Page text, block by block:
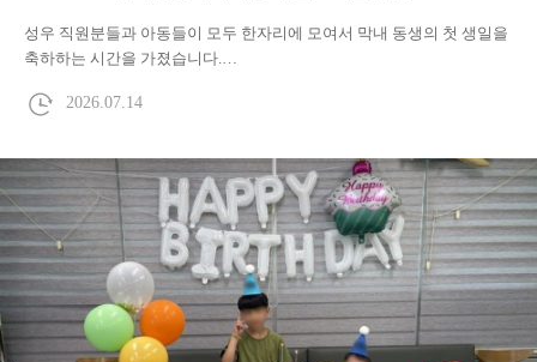
성우 직원분들과 아동들이 모두 한자리에 모여서 막내 동생의 첫 생일을
축하하는 시간을 가졌습니다.…
2026.07.14